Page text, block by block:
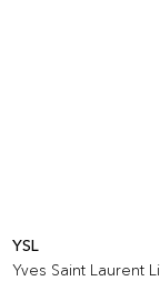
YSL
Yves Saint Laurent